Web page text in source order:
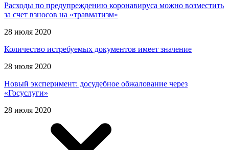
Расходы по предупреждению коронавируса можно возместить
за счет взносов на «травматизм»
28 июля 2020
Количество истребуемых документов имеет значение
28 июля 2020
Новый эксперимент: досудебное обжалование через
«Госуслуги»
28 июля 2020